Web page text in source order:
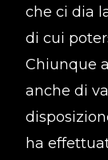
che ci dia
di cui
Chiunque
anche di
ha